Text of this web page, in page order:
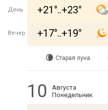
День +21°..+23°
Вечер +17°..+19°
Старая луна
10
Августа
Понедельник